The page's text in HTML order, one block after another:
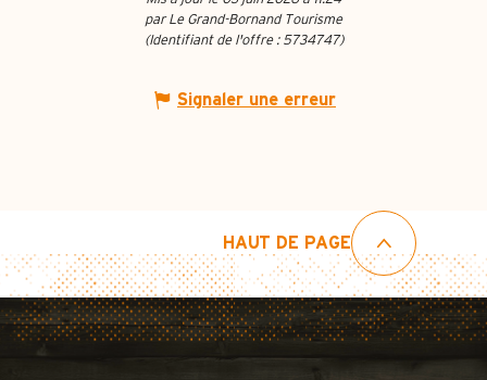
par Le Grand-Bornand Tourisme
(Identifiant de l'offre : 5734747)
Signaler une erreur
HAUT DE PAGE